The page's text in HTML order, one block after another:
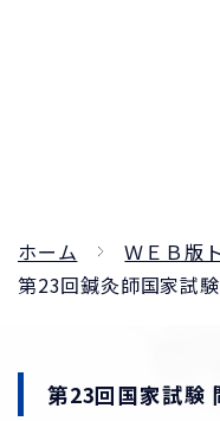
ホーム ＷＥＢ版
第23回鍼灸師国家試
第23回国家試験